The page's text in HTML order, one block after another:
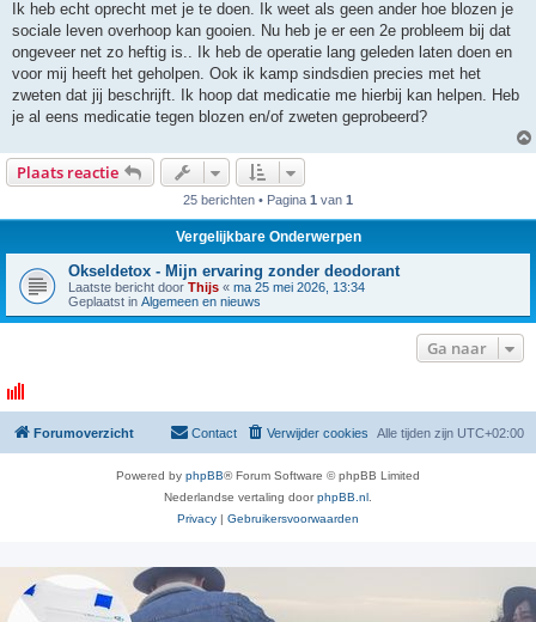
Ik heb echt oprecht met je te doen. Ik weet als geen ander hoe blozen je
sociale leven overhoop kan gooien. Nu heb je er een 2e probleem bij dat
ongeveer net zo heftig is.. Ik heb de operatie lang geleden laten doen en
voor mij heeft het geholpen. Ook ik kamp sindsdien precies met het
zweten dat jij beschrijft. Ik hoop dat medicatie me hierbij kan helpen. Heb
je al eens medicatie tegen blozen en/of zweten geprobeerd?
Plaats reactie
25 berichten • Pagina 1 van 1
Vergelijkbare Onderwerpen
Okseldetox - Mijn ervaring zonder deodorant
Laatste bericht door Thijs « ma 25 mei 2026, 13:34
Geplaatst in Algemeen en nieuws
Ga naar
Forumoverzicht Alle tijden zijn UTC+02:00
Verwijder cookies
Contact
Powered by phpBB® Forum Software © phpBB Limited
Nederlandse vertaling doorphpBB.nl
Privacy | Gebruikersvoorwaarden